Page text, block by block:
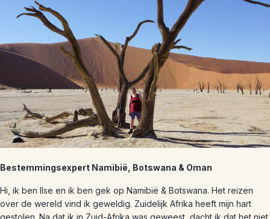
Bestemmingsexpert Namibië, Botswana & Oman
Hi, ik ben Ilse en ik ben gek op Namibië & Botswana. Het reizen
over de wereld vind ik geweldig. Zuidelijk Afrika heeft mijn hart
gestolen. Na dat ik in Zuid-Afrika was geweest, dacht ik dat het niet